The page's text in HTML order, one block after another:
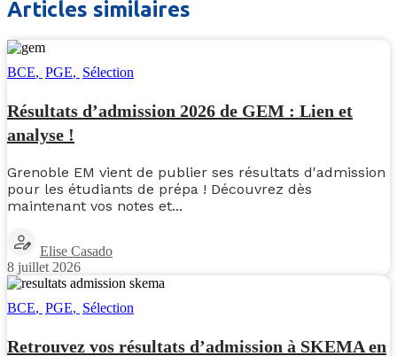
Articles similaires
BCE, PGE, Sélection
Résultats d’admission 2026 de GEM : Lien et
analyse !
Grenoble EM vient de publier ses résultats d'admission
pour les étudiants de prépa ! Découvrez dès
maintenant vos notes et...
Elise Casado
8 juillet 2026
BCE, PGE, Sélection
Retrouvez vos résultats d’admission à SKEMA en